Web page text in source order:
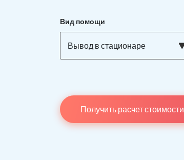
Вид помощи
Вывод в стационаре
Получить расчет стоимости